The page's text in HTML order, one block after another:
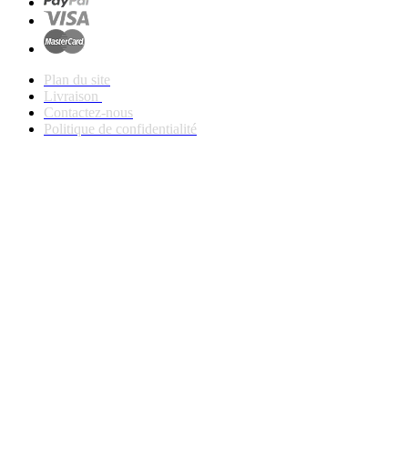
Plan du site
Livraison
Contactez-nous
Politique de confidentialité